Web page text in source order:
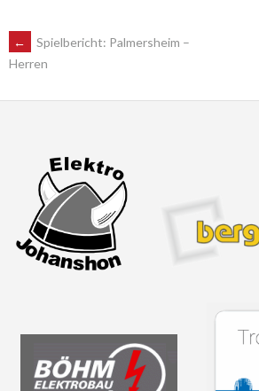
POST
NAVIGATION
←
Spielbericht: Palmersheim –
Herren